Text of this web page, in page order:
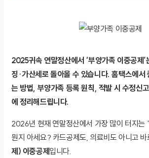
2025귀속 연말정산에서 ‘부양가족 이중공제’
징·가산세로 돌아올 수 있습니다. 홈택스에서
는 방법, 부양가족 등록 원칙, 적발 시 수정신
에 정리해드립니다.
2026년 현재 연말정산에서 가장 많이 터지는
뭔지 아세요? 카드공제도, 의료비도 아니고
제) 이중공제입니다.